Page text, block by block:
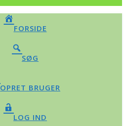
FORSIDE
SØG
OPRET BRUGER
LOG IND